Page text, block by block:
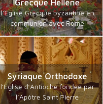
Grecque Hellène
l’Eglise Grecque byzantine en
communion avec Rome
Syriaque Orthodoxe
l’Eglise d’Antioche fondée par
l’Apôtre Saint Pierre